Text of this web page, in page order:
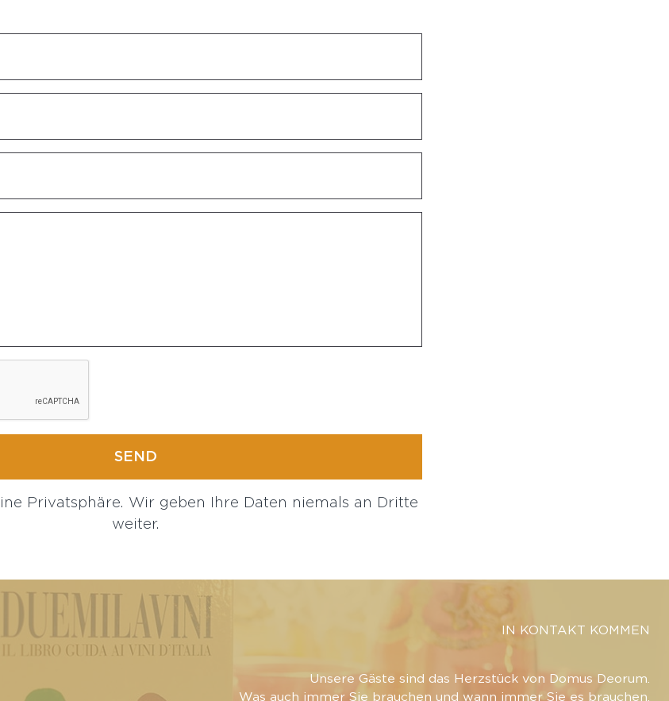
Privatsphäre. Wir geben Ihre Daten niemals an Dritte
weiter.
IN KONTAKT KOMMEN
Unsere Gäste sind das Herzstück von Domus Deorum.
Was auch immer Sie brauchen und wann immer Sie es brauchen,